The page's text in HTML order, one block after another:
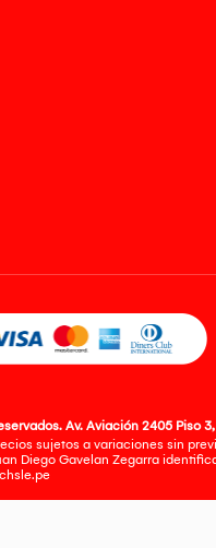
Av. Aviación 2405 Piso
sujetos a variaciones sin
Diego Gavelan Zegarra